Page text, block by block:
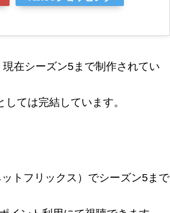
在シーズン5まで制作されてい
ては完結しています。
ットフリックス）でシーズン5まで